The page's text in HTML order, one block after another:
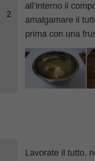
2
all’interno il
amalgamare il
prima con una
Lavorate il tutto,